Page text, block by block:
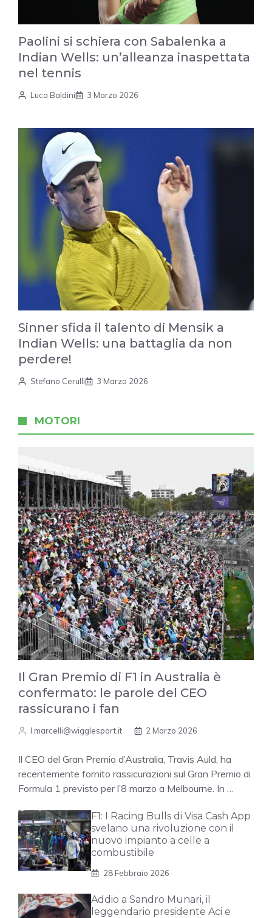
Paolini si schiera con Sabalenka a
Indian Wells: un’alleanza inaspettata
nel tennis
Luca Baldini 3 Marzo 2026
Sinner sfida il talento di Mensik a
Indian Wells: una battaglia da non
perdere!
Stefano Cerulli 3 Marzo 2026
MOTORI
Il Gran Premio di F1 in Australia è
confermato: le parole del CEO
rassicurano i fan
l.marcelli@wigglesport.it 2 Marzo 2026
Il CEO del Gran Premio d’Australia, Travis Auld, ha
recentemente fornito rassicurazioni sul Gran Premio di
Formula 1 previsto per l’8 marzo a Melbourne. In …
F1: I Racing Bulls di Visa Cash App
svelano una rivoluzione con il
nuovo impianto a celle a
combustibile
28 Febbraio 2026
Addio a Sandro Munari, il
leggendario presidente Aci e